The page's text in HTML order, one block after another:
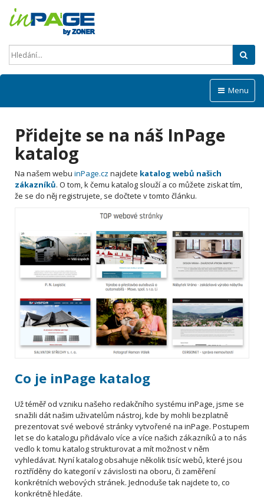
Menu
Přidejte se na náš InPage
katalog
Na našem webu inPage.cz najdete katalog webů našich
zákazníků. O tom, k čemu katalog slouží a co můžete ziskat tím,
že se do něj registrujete, se dočtete v tomto článku.
Co je inPage katalog
Už téměř od vzniku našeho redakčního systému inPage, jsme se
snažili dát našim uživatelům nástroj, kde by mohli bezplatně
prezentovat své webové stránky vytvořené na inPage. Postupem
let se do katalogu přidávalo více a více našich zákazníků a to nás
vedlo k tomu katalog strukturovat a mít možnost v něm
vyhledávat. Nyní katalog obsahuje několik tisíc webů, které jsou
roztříděny do kategorií v závislosti na oboru, či zaměření
konkrétních webových stránek. Jednoduše tak najdete to, co
konkrétně hledáte.